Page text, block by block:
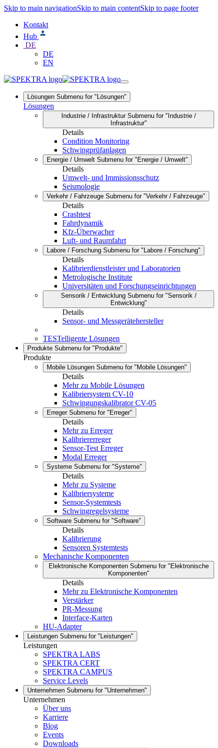
Skip to main navigationSkip to main contentSkip to page footer
Kontakt
Hub
DE
DE
EN
Lösungen Submenu for "Lösungen"
Lösungen
Industrie / Infrastruktur Submenu for "Industrie /
Infrastruktur"
Details
Condition Monitoring
Schwingprüfanlagen
Energie / Umwelt Submenu for "Energie / Umwelt"
Details
Umwelt- und Immissionsschutz
Seismologie
Verkehr / Fahrzeuge Submenu for "Verkehr / Fahrzeuge"
Details
Crashtest
Fahrdynamik
Kfz-Überwacher
Luft- und Raumfahrt
Labore / Forschung Submenu for "Labore / Forschung"
Details
Kalibrierdienstleister und Laboratorien
Metrologische Institute
Universitäten und Forschungseinrichtungen
Sensorik / Entwicklung Submenu for "Sensorik /
Entwicklung"
Details
Sensor- und Messgerätehersteller
TESTelligente Lösungen
Produkte Submenu for "Produkte"
Produkte
Mobile Lösungen Submenu for "Mobile Lösungen"
Details
Mehr zu Mobile Lösungen
Kalibriersystem CV-10
Schwingungskalibrator CV-05
Erreger Submenu for "Erreger"
Details
Mehr zu Erreger
Kalibriererreger
Sensor-Test Erreger
Modal Erreger
Systeme Submenu for "Systeme"
Details
Mehr zu Systeme
Kalibriersysteme
Sensor-Systemtests
Schwingregelsysteme
Software Submenu for "Software"
Details
Kalibrierung
Sensoren Systemtests
Mechanische Komponenten
Elektronische Komponenten Submenu for "Elektronische
Komponenten"
Details
Mehr zu Elektronische Komponenten
Verstärker
PR-Messung
Interface-Karten
HU-Adapter
Leistungen Submenu for "Leistungen"
Leistungen
SPEKTRA LABS
SPEKTRA CERT
SPEKTRA CAMPUS
Service Levels
Unternehmen Submenu for "Unternehmen"
Unternehmen
Über uns
Karriere
Blog
Events
Downloads